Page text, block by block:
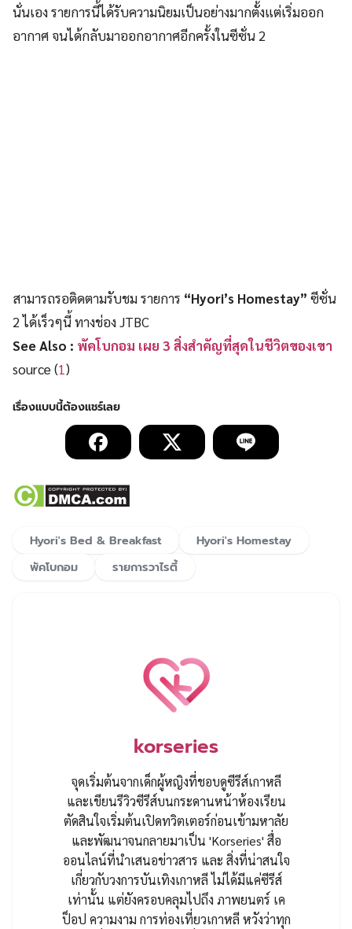
นั่นเอง รายการนี้ได้รับความนิยมเป็นอย่างมากตั้งแต่เริ่มออก
อากาศ จนได้กลับมาออกอากาศอีกครั้งในซีซั่น 2
สามารถรอติดตามรับชม รายการ “Hyori’s Homestay” ซีซั่น
2 ได้เร็วๆนี้ ทางช่อง JTBC
See Also : พัคโบกอม เผย 3 สิ่งสำคัญที่สุดในชีวิตของเขา
source (1)
Hyori's Bed & Breakfast
Hyori's Homestay
พัคโบกอม
รายการวาไรตี้
korseries
จุดเริ่มต้นจากเด็กผู้หญิงที่ชอบดูซีรีส์เกาหลี
และเขียนรีวิวซีรีส์บนกระดานหน้าห้องเรียน
ตัดสินใจเริ่มต้นเปิดทวิตเตอร์ก่อนเข้ามหาลัย
และพัฒนาจนกลายมาเป็น 'Korseries' สื่อ
ออนไลน์ที่นำเสนอข่าวสาร และ สิ่งที่น่าสนใจ
เกี่ยวกับวงการบันเทิงเกาหลี ไม่ได้มีแค่ซีรีส์
เท่านั้น แต่ยังครอบคลุมไปถึง ภาพยนตร์ เค
ป็อป ความงาม การท่องเที่ยวเกาหลี หวังว่าทุก